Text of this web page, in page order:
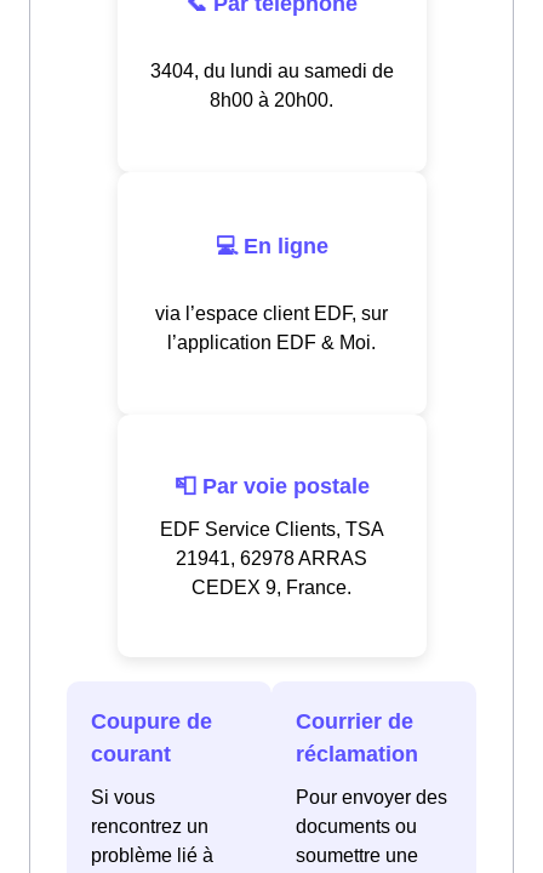
3404, du lundi au samedi de
8h00 à 20h00.
💻 En ligne
via l’espace client EDF, sur
l’application EDF & Moi.
📮 Par voie postale
EDF Service Clients, TSA
21941, 62978 ARRAS
CEDEX 9, France.
Coupure de
courant
Si vous
rencontrez un
problème lié à
Courrier de
réclamation
Pour envoyer des
documents ou
soumettre une